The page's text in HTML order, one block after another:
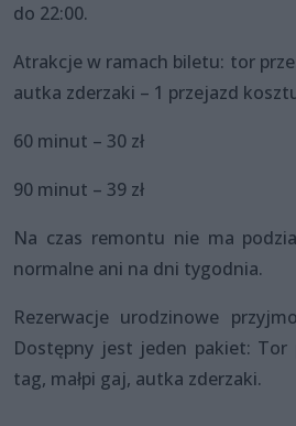
do 22:00.
Atrakcje w ramach biletu: tor
autka zderzaki – 1 przejazd
60 minut – 30 zł
90 minut – 39 zł
Na czas remontu nie ma
normalne ani na dni tygodnia.
Rezerwacje urodzinowe
Dostępny jest jeden pakiet: Tor
tag, małpi gaj, autka zderzaki.